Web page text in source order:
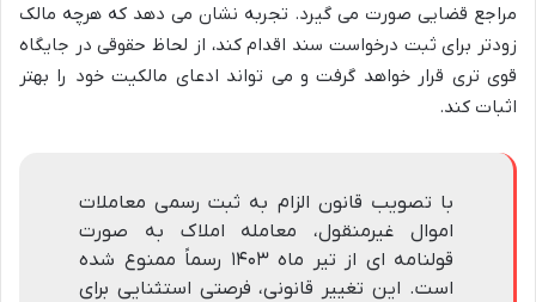
مراجع قضایی صورت می گیرد. تجربه نشان می دهد که هرچه مالک
زودتر برای ثبت درخواست سند اقدام کند، از لحاظ حقوقی در جایگاه
قوی تری قرار خواهد گرفت و می تواند ادعای مالکیت خود را بهتر
اثبات کند.
با تصویب قانون الزام به ثبت رسمی معاملات
اموال غیرمنقول، معامله املاک به صورت
قولنامه ای از تیر ماه ۱۴۰۳ رسماً ممنوع شده
است. این تغییر قانونی، فرصتی استثنایی برای